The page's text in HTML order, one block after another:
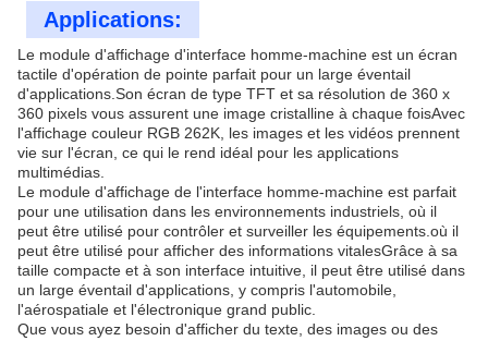
Applications:
Le module d'affichage d'interface homme-machine est un écran
tactile d'opération de pointe parfait pour un large éventail
d'applications.Son écran de type TFT et sa résolution de 360 x
360 pixels vous assurent une image cristalline à chaque foisAvec
l'affichage couleur RGB 262K, les images et les vidéos prennent
vie sur l'écran, ce qui le rend idéal pour les applications
multimédias.
Le module d'affichage de l'interface homme-machine est parfait
pour une utilisation dans les environnements industriels, où il
peut être utilisé pour contrôler et surveiller les équipements.où il
peut être utilisé pour afficher des informations vitalesGrâce à sa
taille compacte et à son interface intuitive, il peut être utilisé dans
un large éventail d'applications, y compris l'automobile,
l'aérospatiale et l'électronique grand public.
Que vous ayez besoin d'afficher du texte, des images ou des